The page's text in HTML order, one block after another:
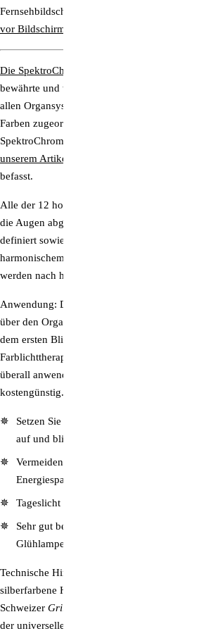
Fernsehbildschirmen schützen, finden Sie hier:
vor Bildschirmstrahlung
Die SpektroChrom-Farblichtmethode nach
bewährte und wissenschaftlich fundierte
allen Organsystemen und Funktionen des
Farben zugeordnet sind. Dank der
SpektroChrom jetzt auch für die Augen!
unserem Artikel
befasst.
Alle der 12 hochgesättigten SpektroChrom-
die Augen abgestimmt und exakt nach dem
definiert sowie gemäß ihrer physiologischen
harmonischem Abstand abgestuft und
werden nach höchsten Qualitätsstandards
Anwendung: Das farbige Licht sorgt auf dem
über den Organismus bis in die Zelle für
dem ersten Blick. Im Gegensatz zur
Farblichttherapie über SpektroChrom-Brillen
überall anwendbar), praktisch (ein bis zwei Mal
kostengünstig.
Setzen Sie die SpektroChrom-Farbbrille
auf und blicken Sie auf eine weiße/helle
Vermeiden Sie dabei nicht-thermisches
Energiesparlampe usw.).
Tageslicht hat die beste Qualität.
Sehr gut bewährt hat sich auch das
Glühlampe mit opakem Glaskörper.
Technische Hinweise:
silberfarbene Halbrahmenfassung besteht aus
Schweizer Grilamid TR90 UV
der universellen Tragbarkeit. Weiche Gummi-